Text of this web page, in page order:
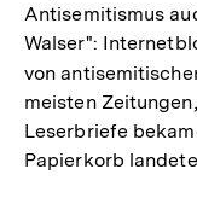
Antisemitismus
Walser":
von
meisten
Leserbriefe
Papierkorb